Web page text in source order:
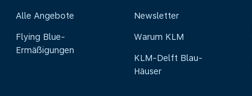
Alle Angebote
Flying Blue-
Ermäßigungen
Newsletter
Warum KLM
KLM-Delft Blau-
Häuser